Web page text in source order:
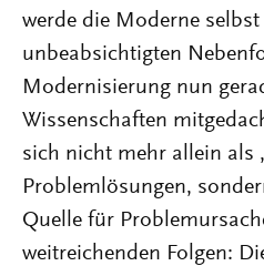
werde die Moderne
unbeabsichtigten
Modernisierung nun
Wissenschaften
sich nicht mehr allein als
Problemlösungen,
Quelle für
weitreichenden Folgen: